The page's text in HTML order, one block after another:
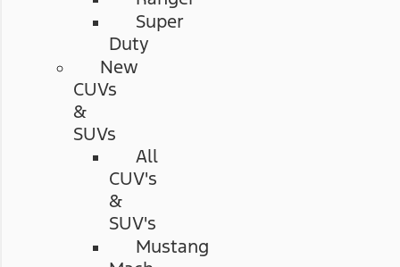
Super
Duty
New
CUVs
&
SUVs
All
CUV's
&
SUV's
Mustang